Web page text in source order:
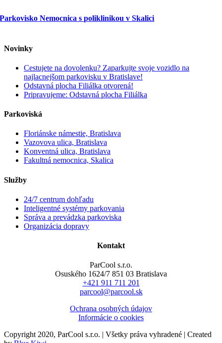
Parkovisko Nemocnica s poliklinikou v Skalici
Novinky
Cestujete na dovolenku? Zaparkujte svoje vozidlo na
najlacnejšom parkovisku v Bratislave!
Odstavná plocha Filiálka otvorená!
Pripravujeme: Odstavná plocha Filiálka
Parkoviská
Floriánske námestie, Bratislava
Vazovova ulica, Bratislava
Konventná ulica, Bratislava
Fakultná nemocnica, Skalica
Služby
24/7 centrum dohľadu
Inteligentné systémy parkovania
Správa a prevádzka parkoviska
Organizácia dopravy
Kontakt
ParCool s.r.o.
Osuského 1624/7 851 03 Bratislava
+421 911 711 201
parcool@parcool.sk
Ochrana osobných údajov
Informácie o cookies
Copyright 2020, ParCool s.r.o. | Všetky práva vyhradené | Created